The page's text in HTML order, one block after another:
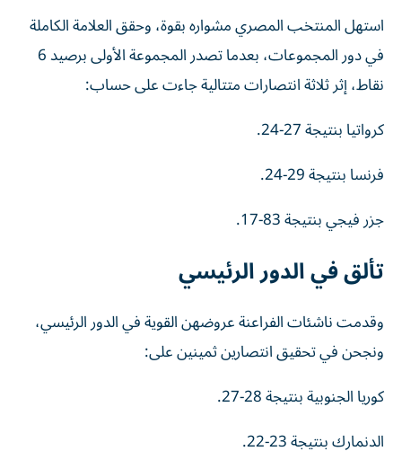
استهل المنتخب المصري مشواره بقوة، وحقق العلامة الكاملة
في دور المجموعات، بعدما تصدر المجموعة الأولى برصيد 6
نقاط، إثر ثلاثة انتصارات متتالية جاءت على حساب:
كرواتيا بنتيجة 27-24.
فرنسا بنتيجة 29-24.
جزر فيجي بنتيجة 83-17.
تألق في الدور الرئيسي
وقدمت ناشئات الفراعنة عروضهن القوية في الدور الرئيسي،
ونجحن في تحقيق انتصارين ثمينين على:
كوريا الجنوبية بنتيجة 28-27.
الدنمارك بنتيجة 23-22.